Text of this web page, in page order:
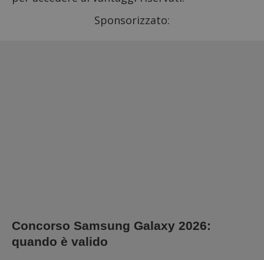
Sponsorizzato:
Concorso Samsung Galaxy 2026:
quando è valido